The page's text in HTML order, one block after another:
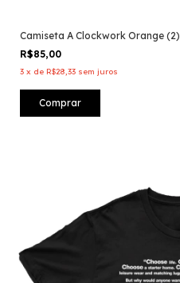
Camiseta A Clockwork Orange (2)
R$85,00
3 x de R$28,33 sem juros
Comprar